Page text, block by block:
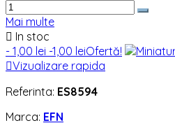
Mai multe
 In stoc
- 1,00 lei -1,00 leiOfertă!
Vizualizare rapida
Referinta: ES8594
Marca: EFN